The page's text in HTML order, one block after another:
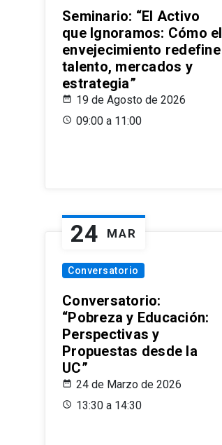
Seminario: “El Activo
que Ignoramos: Cómo el
envejecimiento redefine
talento, mercados y
estrategia”
19 de Agosto de 2026
09:00 a 11:00
24 MAR
Conversatorio
Conversatorio:
“Pobreza y Educación:
Perspectivas y
Propuestas desde la
UC”
24 de Marzo de 2026
13:30 a 14:30